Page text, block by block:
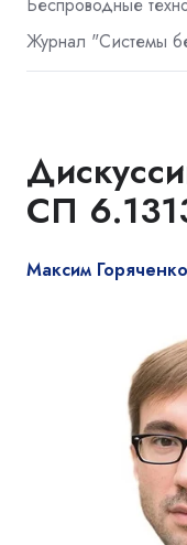
Журнал "Системы
СП
Максим